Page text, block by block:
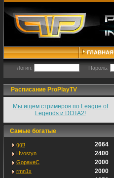
ГЛАВНАЯ
Логин: Пароль:
Расписание ProPlayTV
Мы ищем стримеров по League of
Legends и DOTA2!
Самые богатые
ggtt 2664
Hvostyn 2400
GopaveC 2000
rmn1x 2000